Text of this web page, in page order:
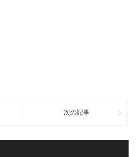
次の記事